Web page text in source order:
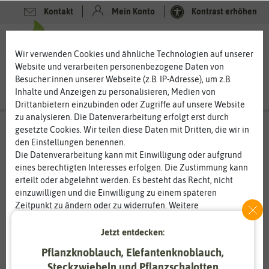
Kontakt Mein Konto Kontrast erhöhen
-80%
Wir verwenden Cookies und ähnliche Technologien auf unserer
Website und verarbeiten personenbezogene Daten von
Besucher:innen unserer Webseite (z.B. IP-Adresse), um z.B.
Inhalte und Anzeigen zu personalisieren, Medien von
Drittanbietern einzubinden oder Zugriffe auf unsere Website
zu analysieren. Die Datenverarbeitung erfolgt erst durch
gesetzte Cookies. Wir teilen diese Daten mit Dritten, die wir in
den Einstellungen benennen.
Die Datenverarbeitung kann mit Einwilligung oder aufgrund
eines berechtigten Interesses erfolgen. Die Zustimmung kann
erteilt oder abgelehnt werden. Es besteht das Recht, nicht
einzuwilligen und die Einwilligung zu einem späteren
Zeitpunkt zu ändern oder zu widerrufen. Weitere
Informationen zur Verwendung personenbezogener Daten und
den Diensten erklären wir in unsererDaten­schutz­erklärung
Essenziell Statistik
Jetzt entdecken:
Pflanzknoblauch, Elefantenknoblauch,